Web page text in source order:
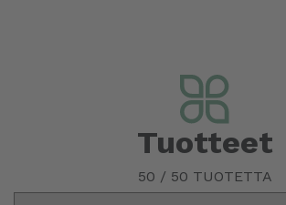
Tuotteet
50 / 50 TUOTETTA